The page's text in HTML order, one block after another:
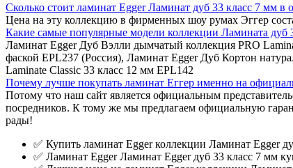
Сколько стоит ламинат Egger Ламинат дуб 33 класс 7 мм
Цена на эту коллекцию в фирменных шоу румах Эггер
Какие самые популярные модели коллекции Ламината
Ламинат Egger Дуб Вэлли дымчатый коллекция PRO
фаской EPL237 (Россия), Ламинат Egger Дуб Кортон
Laminate Classic 33 класс 12 мм EPL142
Почему лучше покупать ламинат Еггер именно на
Потому что наш сайт является официальным
посредников. К тому же мы предлагаем официальную
рады!
✅ Купить ламинат Egger коллекции Ламинат Egger
✅ Ламинат Egger Ламинат Egger дуб 33 класс 7 мм